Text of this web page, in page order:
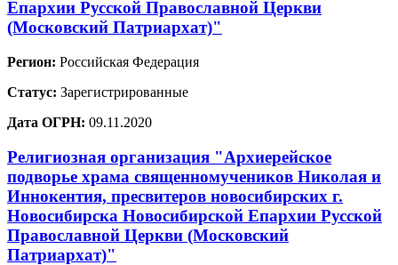
Епархии Русской Православной Церкви
(Московский Патриархат)"
Регион: Российская Федерация
Статус: Зарегистрированные
Дата ОГРН: 09.11.2020
Религиозная организация "Архиерейское
подворье храма священномучеников Николая и
Иннокентия, пресвитеров новосибирских г.
Новосибирска Новосибирской Епархии Русской
Православной Церкви (Московский
Патриархат)"